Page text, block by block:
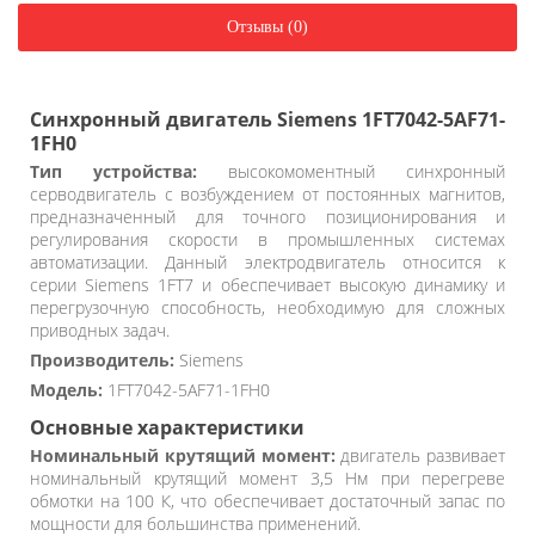
Отзывы (0)
Синхронный двигатель Siemens 1FT7042-5AF71-
1FH0
Тип устройства: высокомоментный синхронный
серводвигатель с возбуждением от постоянных магнитов,
предназначенный для точного позиционирования и
регулирования скорости в промышленных системах
автоматизации. Данный электродвигатель относится к
серии Siemens 1FT7 и обеспечивает высокую динамику и
перегрузочную способность, необходимую для сложных
приводных задач.
Производитель: Siemens
Модель: 1FT7042-5AF71-1FH0
Основные характеристики
Номинальный крутящий момент: двигатель развивает
номинальный крутящий момент 3,5 Нм при перегреве
обмотки на 100 К, что обеспечивает достаточный запас по
мощности для большинства применений.